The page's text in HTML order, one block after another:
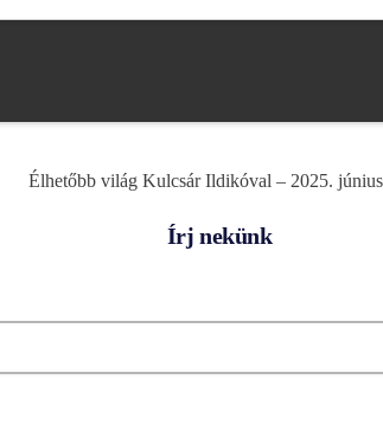
Élhetőbb világ Kulcsár Ildikóval – 2025.
Írj nekünk